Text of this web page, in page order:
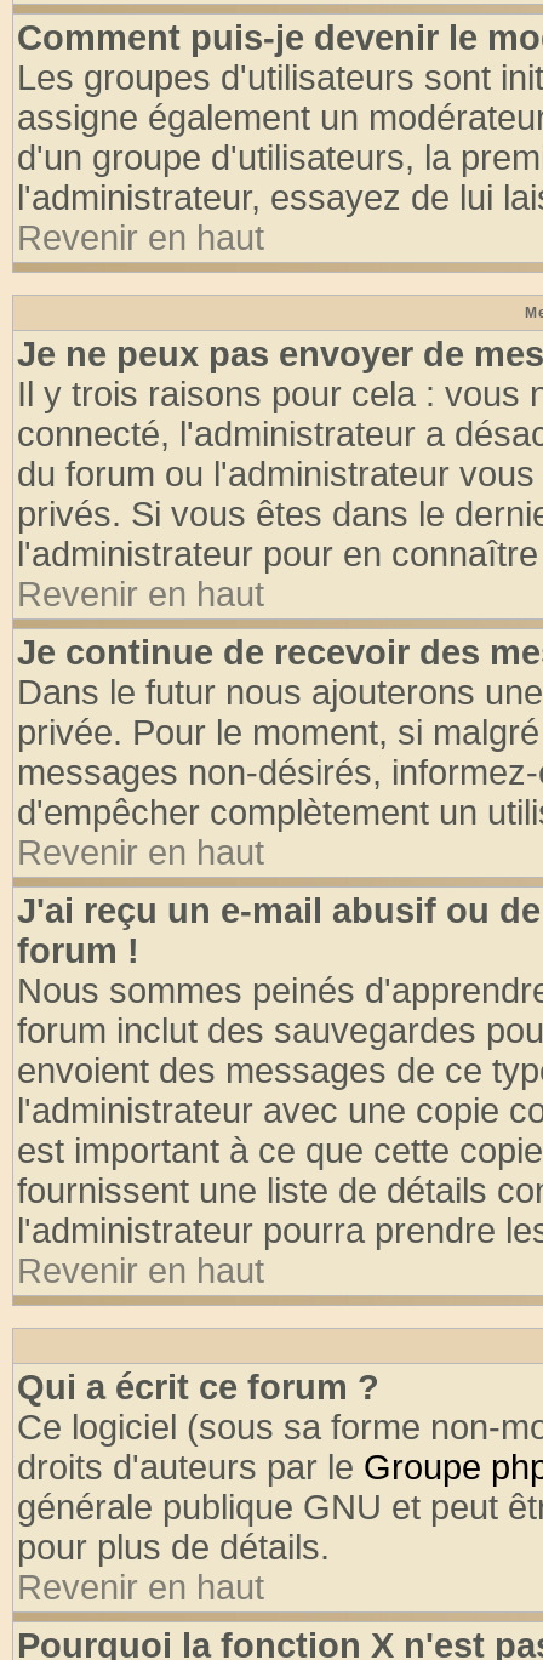
Comment puis-je devenir le
Les groupes d'utilisateurs sont
assigne également un
d'un groupe d'utilisateurs, la
l'administrateur, essayez de lui
Revenir en haut
Je ne peux pas envoyer de
Il y trois raisons pour cela : vous
connecté, l'administrateur a
du forum ou l'administrateur
privés. Si vous êtes dans le
l'administrateur pour en
Revenir en haut
Je continue de recevoir des
Dans le futur nous ajouterons
privée. Pour le moment, si
messages non-désirés,
d'empêcher complètement un
Revenir en haut
J'ai reçu un e-mail abusif ou
forum !
Nous sommes peinés
forum inclut des sauvegardes
envoient des messages de ce
l'administrateur avec une copie
est important à ce que cette
fournissent une liste de détails
l'administrateur pourra prendre
Revenir en haut
Qui a écrit ce forum ?
Ce logiciel (sous sa forme non-
droits d'auteurs par le Groupe
générale publique GNU et peut
pour plus de détails.
Revenir en haut
Pourquoi la fonction X n'est